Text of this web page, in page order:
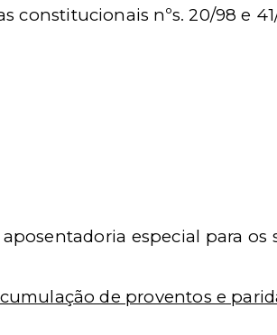
constitucionais nºs. 20/98 e
especial para os
de proventos e